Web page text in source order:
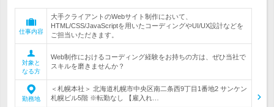
仕事内容
大手クライアントのWebサイト制作において、
HTML/CSS/JavaScriptを用いたコーディングやUI/UX設計などを
ご担当いただきます。
対象と
なる方
Web制作におけるコーディング経験をお持ちの方は、ぜひ当社で
スキルを磨きませんか？
勤務地
＜札幌本社＞ 北海道札幌市中央区南二条西9丁目1番地2 サンケン
札幌ビル5階 ※転勤なし 【雇入れ…